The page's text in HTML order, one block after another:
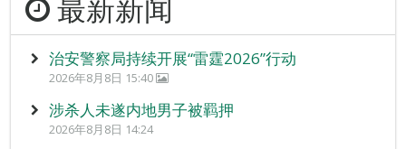
最新新闻
治安警察局持续开展“雷霆2026”行动
2026年8月8日 15:40
涉杀人未遂内地男子被羁押
2026年8月8日 14:24